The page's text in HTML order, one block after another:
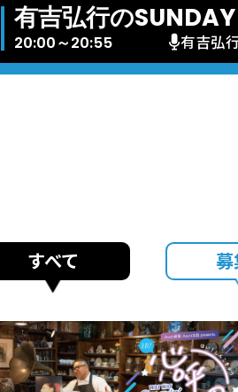
有吉弘行の
20:00～20:55 有吉弘
すべて